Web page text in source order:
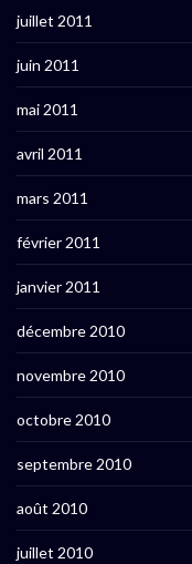
juillet 2011
juin 2011
mai 2011
avril 2011
mars 2011
février 2011
janvier 2011
décembre 2010
novembre 2010
octobre 2010
septembre 2010
août 2010
juillet 2010